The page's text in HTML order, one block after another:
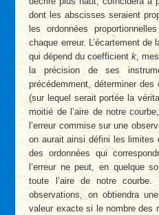
dont les abscisses seraient
les ordonnées
chaque erreur. L’écartement
qui dépend du coefficientk,
la précision de ses
précédemment, déterminer
(sur lequel serait portée la
moitié de l’aire de notre
l’erreur commise sur une
on aurait ainsi défini les limites
des ordonnées qui
l’erreur ne peut, en quelque
toute l’aire de notre
observations, on obtiendra
valeur exacte si le nombre des